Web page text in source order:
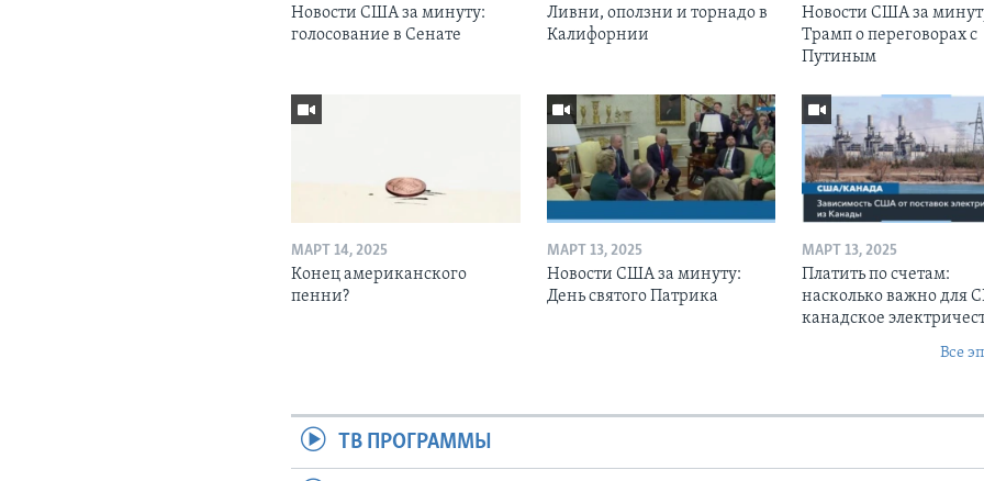
Новости США за минуту:
голосование в Сенате
Ливни, оползни и торнадо в
Калифорнии
Новости США за
Трамп о переговорах с
Путиным
МАРТ 14, 2025
Конец американского
пенни?
МАРТ 13, 2025
Новости США за минуту:
День святого Патрика
МАРТ 13, 2025
Платить по счетам:
насколько важно для
канадское
Все
ТВ ПРОГРАММЫ